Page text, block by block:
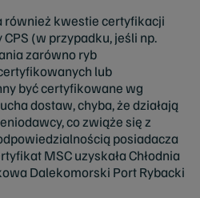
również kwestie certyfikacji
(w przypadku, jeśli np.
zarówno ryb
lub
być certyfikowane wg
dostaw, chyba, że działają
co zwiąże się z
posiadacza
MSC uzyskała Chłodnia
Dalekomorski Port Rybacki